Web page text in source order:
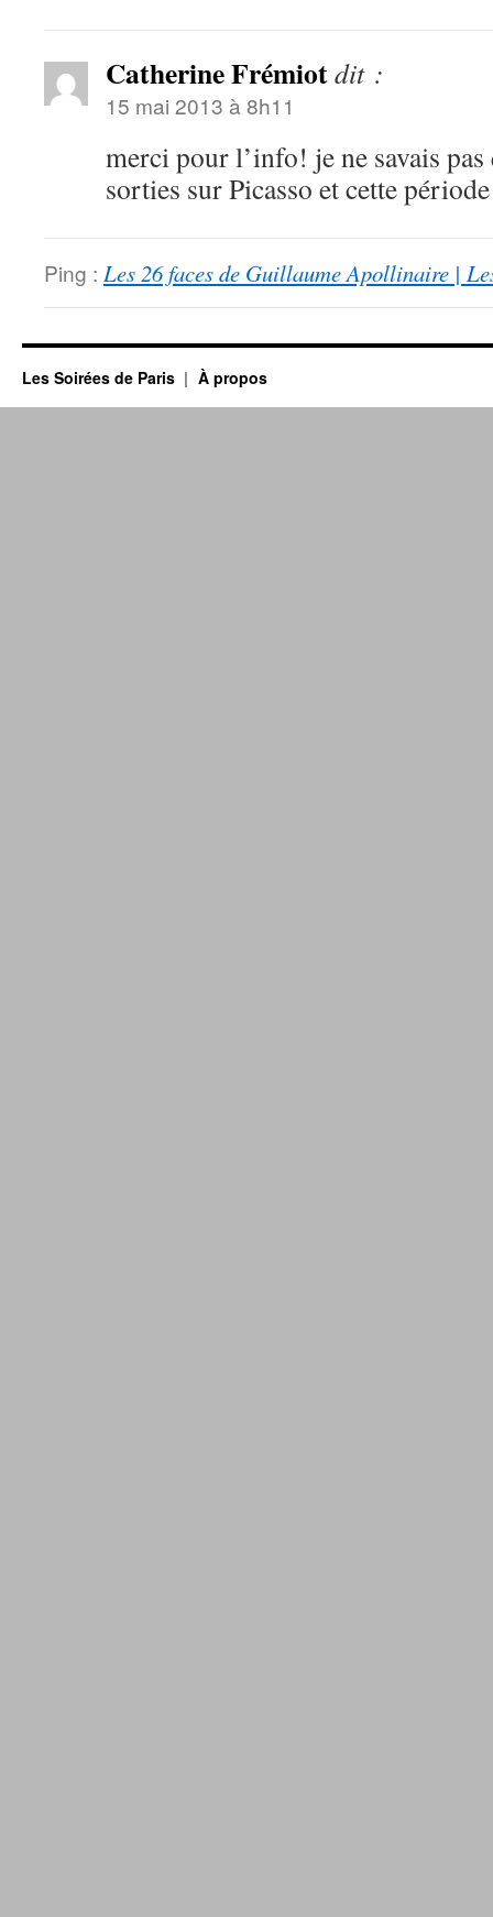
Catherine Frémiotdit :
15 mai 2013 à 8h11
merci pour l’info! je ne savais
sorties sur Picasso et cette
Ping : Les 26 faces de Guillaume Apollinaire |
Les Soirées de Paris À propos